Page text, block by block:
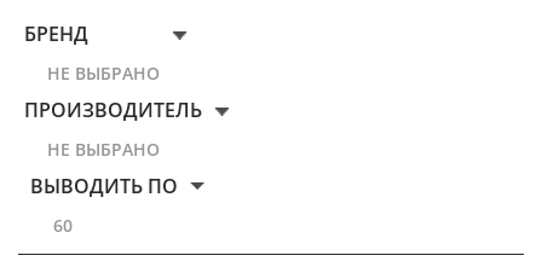
БРЕНД
НЕ ВЫБРАНО
ПРОИЗВОДИТЕЛЬ
НЕ ВЫБРАНО
ВЫВОДИТЬ ПО
60